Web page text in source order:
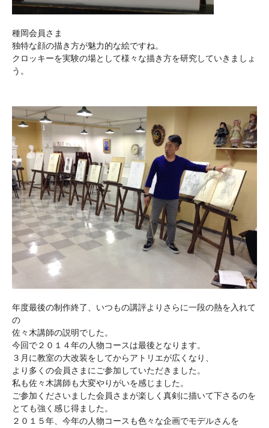
種岡会員さま
独特な顔の描き方が魅力的な絵ですね。
クロッキーを実験の場として様々な描き方を研究していきましょ
う。
年度最後の制作終了、いつもの講評よりさらに一段の熱を入れて
の
佐々木講師の説明でした。
今回で２０１４年の人物コースは最後となります。
３月に教室の大改装をしてからアトリエが広くなり、
より多くの会員さまにご参加していただきました。
私も佐々木講師も大変やりがいを感じました。
ご参加くださいました会員さまが楽しく真剣に描いて下さるのを
とても強く感じ得ました。
２０１５年、今年の人物コースも色々な企画でモデルさんを